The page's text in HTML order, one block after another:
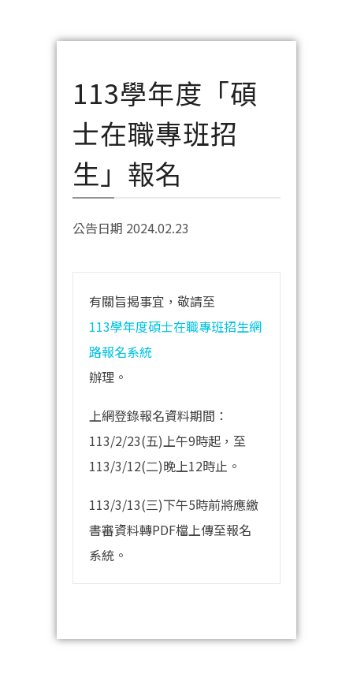
113學年度「碩
士在職專班招
生」報名
公告日期 2024.02.23
有關旨揭事宜，敬請至
113學年度碩士在職專班招生網
路報名系統
辦理。
上網登錄報名資料期間：
113/2/23(五)上午9時起，至
113/3/12(二)晚上12時止。
113/3/13(三)下午5時前將應繳
書審資料轉PDF檔上傳至報名
系統。